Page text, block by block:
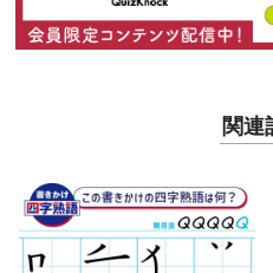
関連